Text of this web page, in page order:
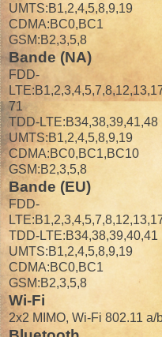
UMTS:B1,2,4,5,8,9,19
CDMA:BC0,BC1
GSM:B2,3,5,8
Bande (NA)
FDD-
71
TDD-LTE:B34,38,39,41,48
UMTS:B1,2,4,5,8,9,19
CDMA:BC0,BC1,BC10
GSM:B2,3,5,8
Bande (EU)
FDD-
TDD-LTE:B34,38,39,40,41
UMTS:B1,2,4,5,8,9,19
CDMA:BC0,BC1
GSM:B2,3,5,8
Wi-Fi
2x2 MIMO, Wi-Fi 802.11 a/